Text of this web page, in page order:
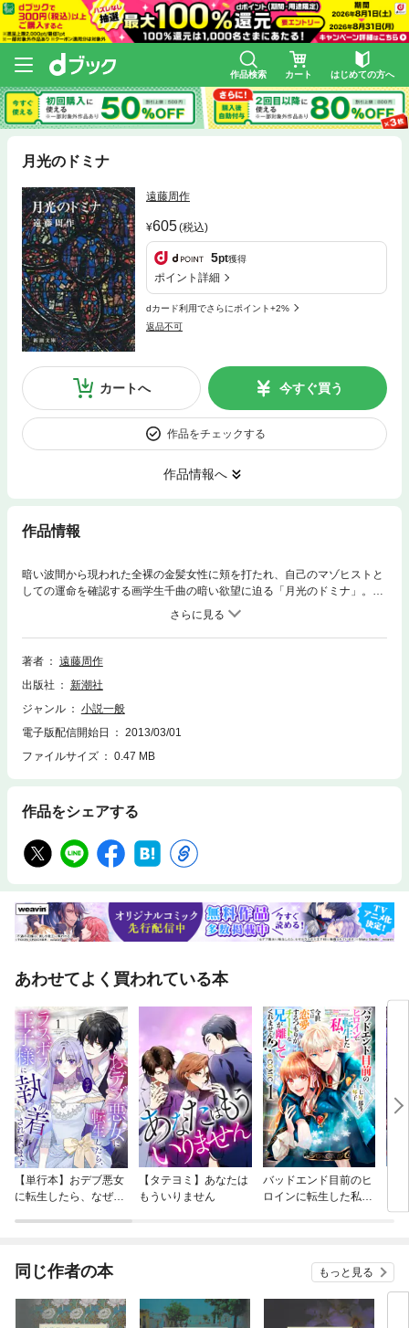
作品検索 カート はじめての方へ
月光のドミナ
遠藤周作
605(税込)
5pt獲得
ポイント詳細
dカード利用でさらにポイント+2%
返品不可
カートへ 今すぐ買う
作品をチェックする
作品情報へ
作品情報
暗い波間から現われた全裸の金髪女性に頬を打たれ、自己のマゾヒストと
しての運命を確認する画学生千曲の暗い欲望に迫る「月光のドミナ」。外
国旅行中、結核が再発した夫に南仏見物を同意させる妻のわがままを描く
「再発」。ほか「シラノ・ド・ベルジュラック」「あまりに碧い空」「パ
ロディ」「寄港地」「宦官」「松葉杖の男」「地なり」「イヤな奴」「葡
萄」を収録。作中人物の心に潜む暗い衝動やエゴイズムや恐怖を、そのま
著者
遠藤周作
出版社
新潮社
ジャンル
小説一般
電子版配信開始日
2013/03/01
ファイルサイズ
0.47 MB
作品をシェアする
あわせてよく買われている本
【単行本】おデブ悪女
に転生したら、なぜか
【タテヨミ】あなたは
もういりません
バッドエンド目前のヒ
ロインに転生した私、
同じ作者の本 もっと見る